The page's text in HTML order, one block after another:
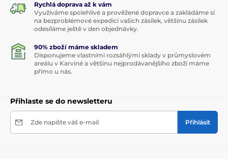
Rychlá doprava až k vám
Využíváme spolehlivé a prověžené dopravce a zakládáme si
na bezproblémové expedici vašich zásilek, většinu zásilek
odesíláme ještě v den objednávky.
90% zboží máme skladem
Disponujeme vlastními rozsáhlými sklady v průmyslovém
areálu v Karviné a většinu nejprodávanějšího zboží máme
přímo u nás.
Přihlaste se do newsletteru
Zde napište váš e-mail Přihlásit